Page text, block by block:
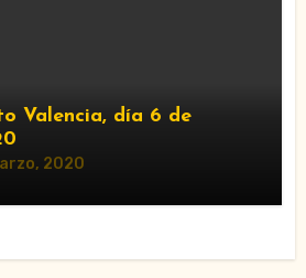
Valencia, día 6 de
2020